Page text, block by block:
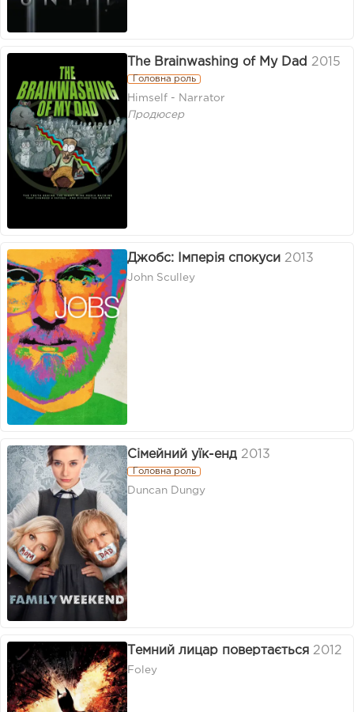
The Brainwashing of My Dad 2015
Головна роль
Himself - Narrator
Продюсер
Джобс: Імперія спокуси 2013
John Sculley
Сімейний уїк-енд 2013
Головна роль
Duncan Dungy
Темний лицар повертається 2012
Foley